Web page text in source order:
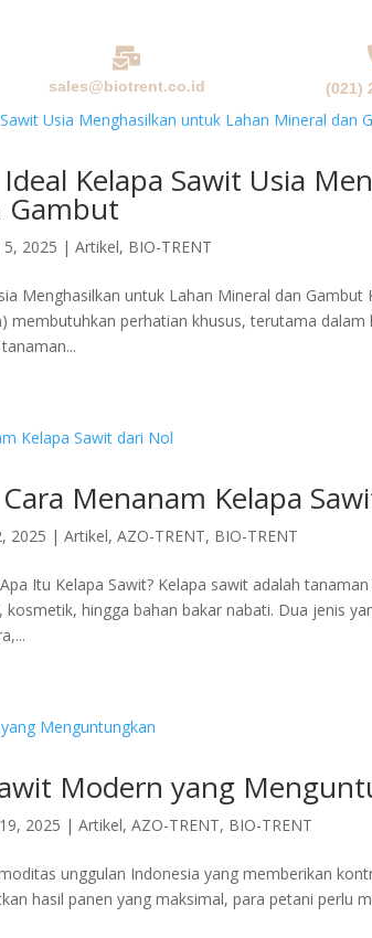
sales@biotrent.co.id (021)
Kelapa Sawit Usia
Gambut
5, 2025 |Artikel, BIO-TRENT
Menghasilkan untuk Lahan Mineral dan
membutuhkan perhatian khusus, terutama
Menanam Kelapa
2025 |Artikel,AZO-TRENT, BIO-TRENT
Itu Kelapa Sawit? Kelapa sawit adalah
hingga bahan bakar nabati. Dua jenis
Modern yang
2025 |Artikel,AZO-TRENT, BIO-TRENT
unggulan Indonesia yang memberikan
hasil panen yang maksimal, para petani perlu